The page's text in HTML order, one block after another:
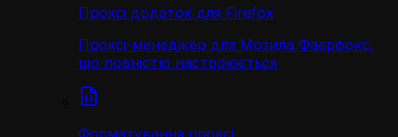
Проксі додаток для Firefox
Проксі-менеджер для Мозила Фаєрфокс,
що повністю настроюється
Форматування проксі